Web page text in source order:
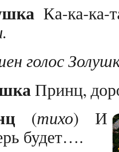
Ка-ка-ка-
голос
Принц,
(тихо) И
будет….